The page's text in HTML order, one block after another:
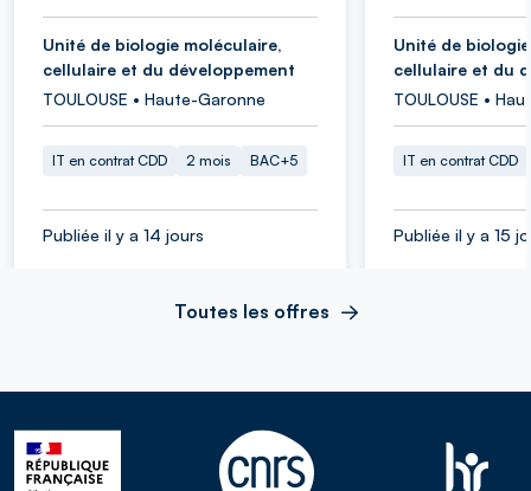
Unité de biologie moléculaire,
cellulaire et du développement
TOULOUSE • Haute-Garonne
IT en contrat CDD 2 mois BAC+5
Publiée il y a 14 jours
Unité de
cellulaire et du
TOULOUSE •
IT en contrat CDD
Publiée il y a 15
Toutes les offres